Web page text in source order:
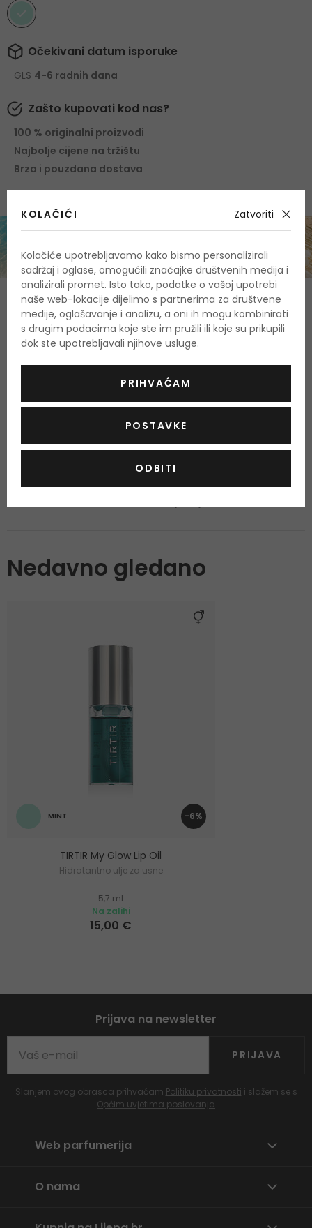
Očekivani datum isporuke
GLS 4-6 radnih dana
Zašto kupovati kod nas?
100 % originalni proizvodi
Najbolje cijene na tržištu
Brza i pouzdana dostava
O proizvodu
OPIS OCJENA
Još nema recenzija za ovaj proizvod.
OCIJENITE PROIZVOD
Nedavno gledano
-6%
MINT
TIRTIR My Glow Lip Oil
Hidratantno ulje za usne
5,7 ml
Na zalihi
15,00 €
Prijava na newsletter
PRIJAVA
Slanjem ovog obrasca prihvaćam Politiku privatnosti i slažem se s
Općim uvjetima poslovanja
Web parfumerija
O nama
KOLAČIĆI Zatvoriti
Kolačiće upotrebljavamo kako bismo personalizirali
sadržaj i oglase, omogućili značajke društvenih medija i
analizirali promet. Isto tako, podatke o vašoj upotrebi
naše web-lokacije dijelimo s partnerima za društvene
medije, oglašavanje i analizu, a oni ih mogu kombinirati
s drugim podacima koje ste im pružili ili koje su prikupili
dok ste upotrebljavali njihove usluge.
PRIHVAĆAM
POSTAVKE
ODBITI